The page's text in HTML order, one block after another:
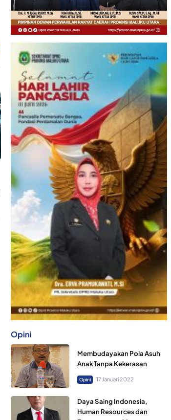
Opini
Membudayakan Pola Asuh
Anak Tanpa Kekerasan
Opini 17 Januari 2022
Daya Saing Indonesia,
Human Resources dan